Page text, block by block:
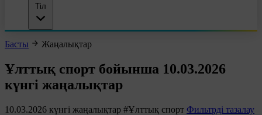
Тіл
Басты Жаңалықтар
Ұлттық спорт бойынша 10.03.2026
күнгі жаңалықтар
10.03.2026 күнгі жаңалықтар #Ұлттық спорт Фильтрді тазалау